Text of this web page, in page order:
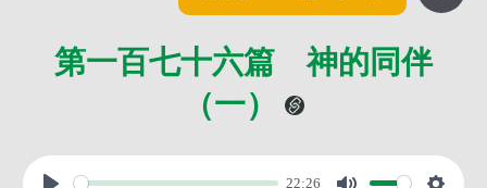
第一百七十六篇 神的同伴
（一）
22:26